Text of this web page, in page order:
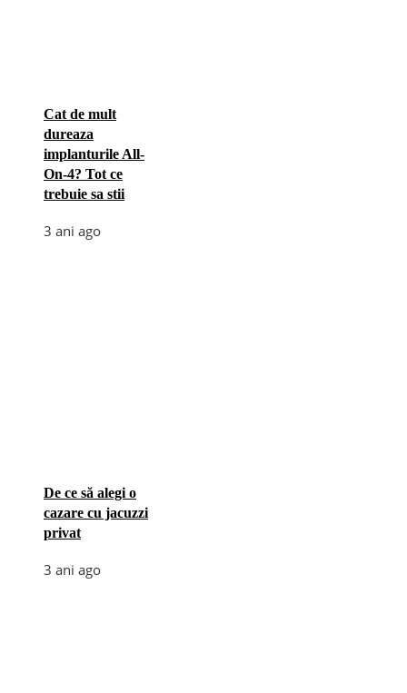
Cat de mult
dureaza
implanturile All-
On-4? Tot ce
trebuie sa stii
3 ani ago
De ce să alegi o
cazare cu jacuzzi
privat
3 ani ago